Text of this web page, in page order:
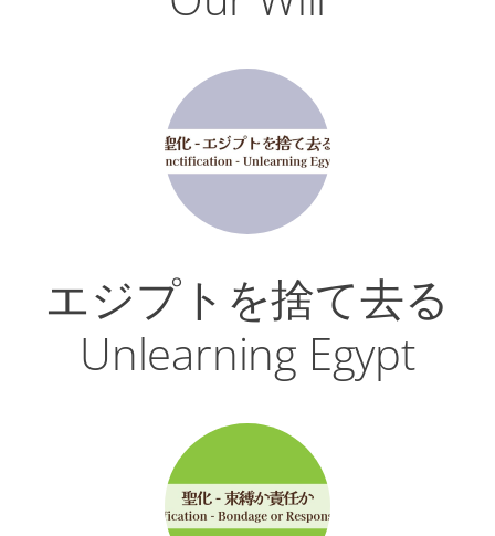
エジプトを捨て去る
Unlearning Egypt